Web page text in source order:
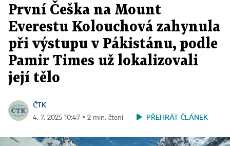
První Češka na Mount
Everestu Kolouchová zahynula
při výstupu v Pákistánu, podle
Pamir Times už lokalizovali
její tělo
ČTK
4. 7. 2025 10:47 ▪ 2 min. čtení PŘEHRÁT ČLÁNEK